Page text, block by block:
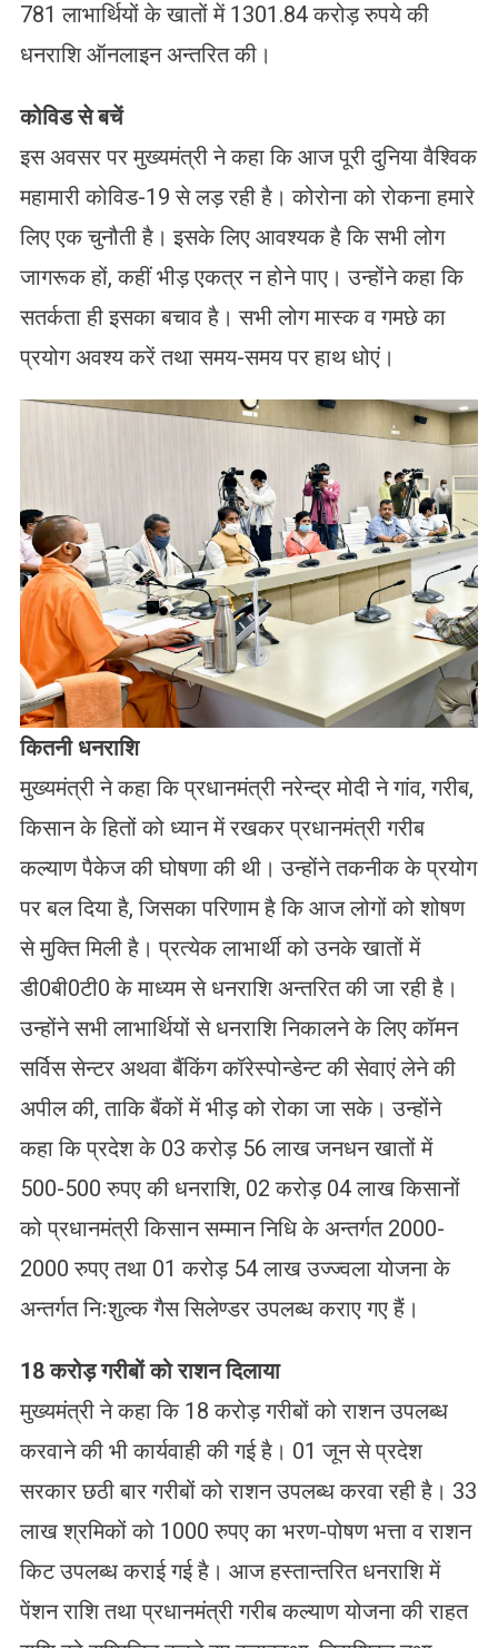
781 लाभार्थियों के खातों में 1301.84 करोड़ रुपये की
धनराशि ऑनलाइन अन्तरित की।
कोविड से बचें
इस अवसर पर मुख्यमंत्री ने कहा कि आज पूरी दुनिया वैश्विक
महामारी कोविड-19 से लड़ रही है। कोरोना को रोकना हमारे
लिए एक चुनौती है। इसके लिए आवश्यक है कि सभी लोग
जागरूक हों, कहीं भीड़ एकत्र न होने पाए। उन्होंने कहा कि
सतर्कता ही इसका बचाव है। सभी लोग मास्क व गमछे का
प्रयोग अवश्य करें तथा समय-समय पर हाथ धोएं।
कितनी धनराशि
मुख्यमंत्री ने कहा कि प्रधानमंत्री नरेन्द्र मोदी ने गांव, गरीब,
किसान के हितों को ध्यान में रखकर प्रधानमंत्री गरीब
कल्याण पैकेज की घोषणा की थी। उन्होंने तकनीक के प्रयोग
पर बल दिया है, जिसका परिणाम है कि आज लोगों को शोषण
से मुक्ति मिली है। प्रत्येक लाभार्थी को उनके खातों में
डी0बी0टी0 के माध्यम से धनराशि अन्तरित की जा रही है।
उन्होंने सभी लाभार्थियों से धनराशि निकालने के लिए कॉमन
सर्विस सेन्टर अथवा बैंकिंग कॉरेस्पोन्डेन्ट की सेवाएं लेने की
अपील की, ताकि बैंकों में भीड़ को रोका जा सके। उन्होंने
कहा कि प्रदेश के 03 करोड़ 56 लाख जनधन खातों में
500-500 रुपए की धनराशि, 02 करोड़ 04 लाख किसानों
को प्रधानमंत्री किसान सम्मान निधि के अन्तर्गत 2000-
2000 रुपए तथा 01 करोड़ 54 लाख उज्ज्वला योजना के
अन्तर्गत निःशुल्क गैस सिलेण्डर उपलब्ध कराए गए हैं।
18करोड़ गरीबों को राशन दिलाया
मुख्यमंत्री ने कहा कि 18 करोड़ गरीबों को राशन उपलब्ध
करवाने की भी कार्यवाही की गई है। 01 जून से प्रदेश
सरकार छठी बार गरीबों को राशन उपलब्ध करवा रही है। 33
लाख श्रमिकों को 1000 रुपए का भरण-पोषण भत्ता व राशन
किट उपलब्ध कराई गई है। आज हस्तान्तरित धनराशि में
पेंशन राशि तथा प्रधानमंत्री गरीब कल्याण योजना की राहत